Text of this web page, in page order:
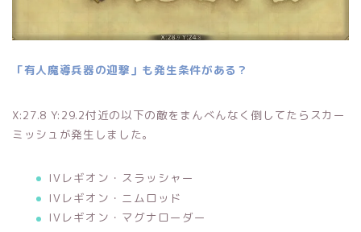
「有人魔導兵器の迎撃」も発生条件がある？
X:27.8 Y:29.2付近の以下の敵をまんべんなく倒してたらスカー
ミッシュが発生しました。
IVレギオン・スラッシャー
IVレギオン・ニムロッド
IVレギオン・マグナローダー